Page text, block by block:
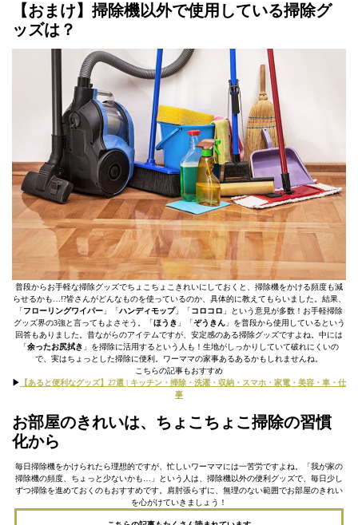
【おまけ】掃除機以外で使用している掃除グ
ッズは？
普段からお手軽な掃除グッズでちょこちょこきれいにしておくと、掃除機をかける頻度も減
らせるかも…!?皆さんがどんなものを使っているのか、具体的に教えてもらいました。結果、
「フローリングワイパー 」「ハンディモップ」「コロコロ 」という意見が多数！お手軽掃除
グッズ界の3強と言ってもよさそう。「ほうき 」「ぞうきん」を普段から使用しているという
回答もありました。昔ながらのアイテムですが、安定感のある掃除グッズですよね。中には
「余ったお尻拭き 」を掃除に活用するという人も！生地がしっかりしていて破れにくいの
で、実はちょっとした掃除に便利。ワーママの家事あるあるかもしれませんね。
こちらの記事もおすすめ
▶︎ 【あると便利なグッズ】27選 | キッチン・掃除・洗濯・収納・スマホ・家電・美容・車・仕
事
お部屋のきれいは、ちょこちょこ掃除の習慣
化から
毎日掃除機をかけられたら理想的ですが、忙しいワーママには一苦労ですよね。「我が家の
掃除機の頻度、ちょっと少ないかも…」という人は、掃除機以外の便利グッズで、毎日少し
ずつ掃除を進めておくのもおすすめです。肩肘張らずに、無理のない範囲でお部屋のきれい
を心がけていきましょう！